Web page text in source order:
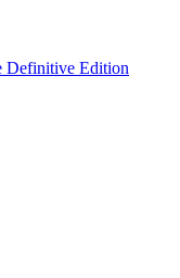
Definitive Edition